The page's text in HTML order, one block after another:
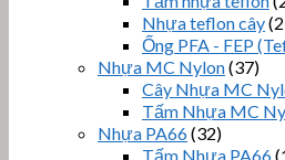
Nhựa teflon cây
Ống PFA - FEP
Nhựa MC Nylon(37)
Cây Nhựa MC
Tấm Nhựa MC
Nhựa PA66(32)
Tấm Nhựa PA66